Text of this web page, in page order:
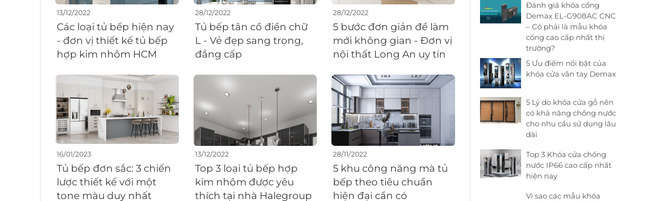
13/12/2022
Các loại tủ bếp hiện nay
- đơn vị thiết kế tủ bếp
hợp kim nhôm HCM
28/12/2022
Tủ bếp tân cổ điển chữ
L - Vẻ đẹp sang trọng,
đẳng cấp
28/12/2022
5 bước đơn giản để làm
mới không gian - Đơn vị
nội thất Long An uy tín
16/01/2023
Tủ bếp đơn sắc: 3 chiến
lược thiết kế với một
tone màu duy nhất
13/12/2022
Top 3 loại tủ bếp hợp
kim nhôm được yêu
thích tại nhà Halegroup
28/11/2022
5 khu công năng mà tủ
bếp theo tiêu chuẩn
hiện đại cần có
Đánh giá khóa cổng
Demax EL-G908AC CNC
– Có phải là mẫu khóa
cổng cao cấp nhất thị
trường?
5 Ưu điểm nổi bật của
khóa cửa vân tay Demax
5 Lý do khóa cửa gỗ nên
có khả năng chống nước
cho nhu cầu sử dụng lâu
dài
Top 3 Khóa cửa chống
nước IP66 cao cấp nhất
hiện nay
Vì sao các mẫu khóa